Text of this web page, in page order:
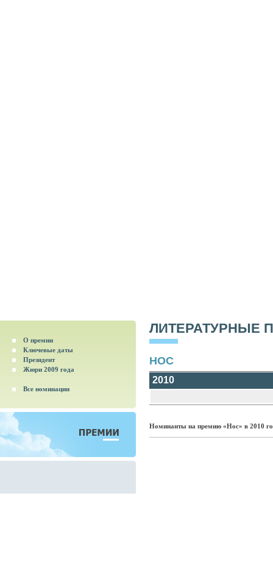
О премии
Ключевые даты
Президент
Жюри 2009 года
Все номинации
ЛИТЕРАТУРНЫЕ
НОС
2010
Номинанты на премию «Нос» в 2010